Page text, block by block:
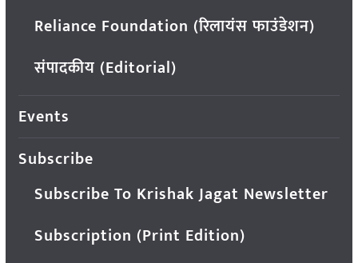
Reliance Foundation (रिलायंस फाउंडेशन)
संपादकीय (Editorial)
Events
Subscribe
Subscribe To Krishak Jagat Newsletter
Subscription (Print Edition)